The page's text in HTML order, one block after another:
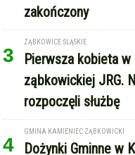
zakończony
3
ZĄBKOWICE ŚLĄSKIE
Pierwsza kobieta
ząbkowickiej JRG.
rozpoczęli służbę
4
GMINA KAMIENIEC ZĄBKOWICKI
Dożynki Gminne w